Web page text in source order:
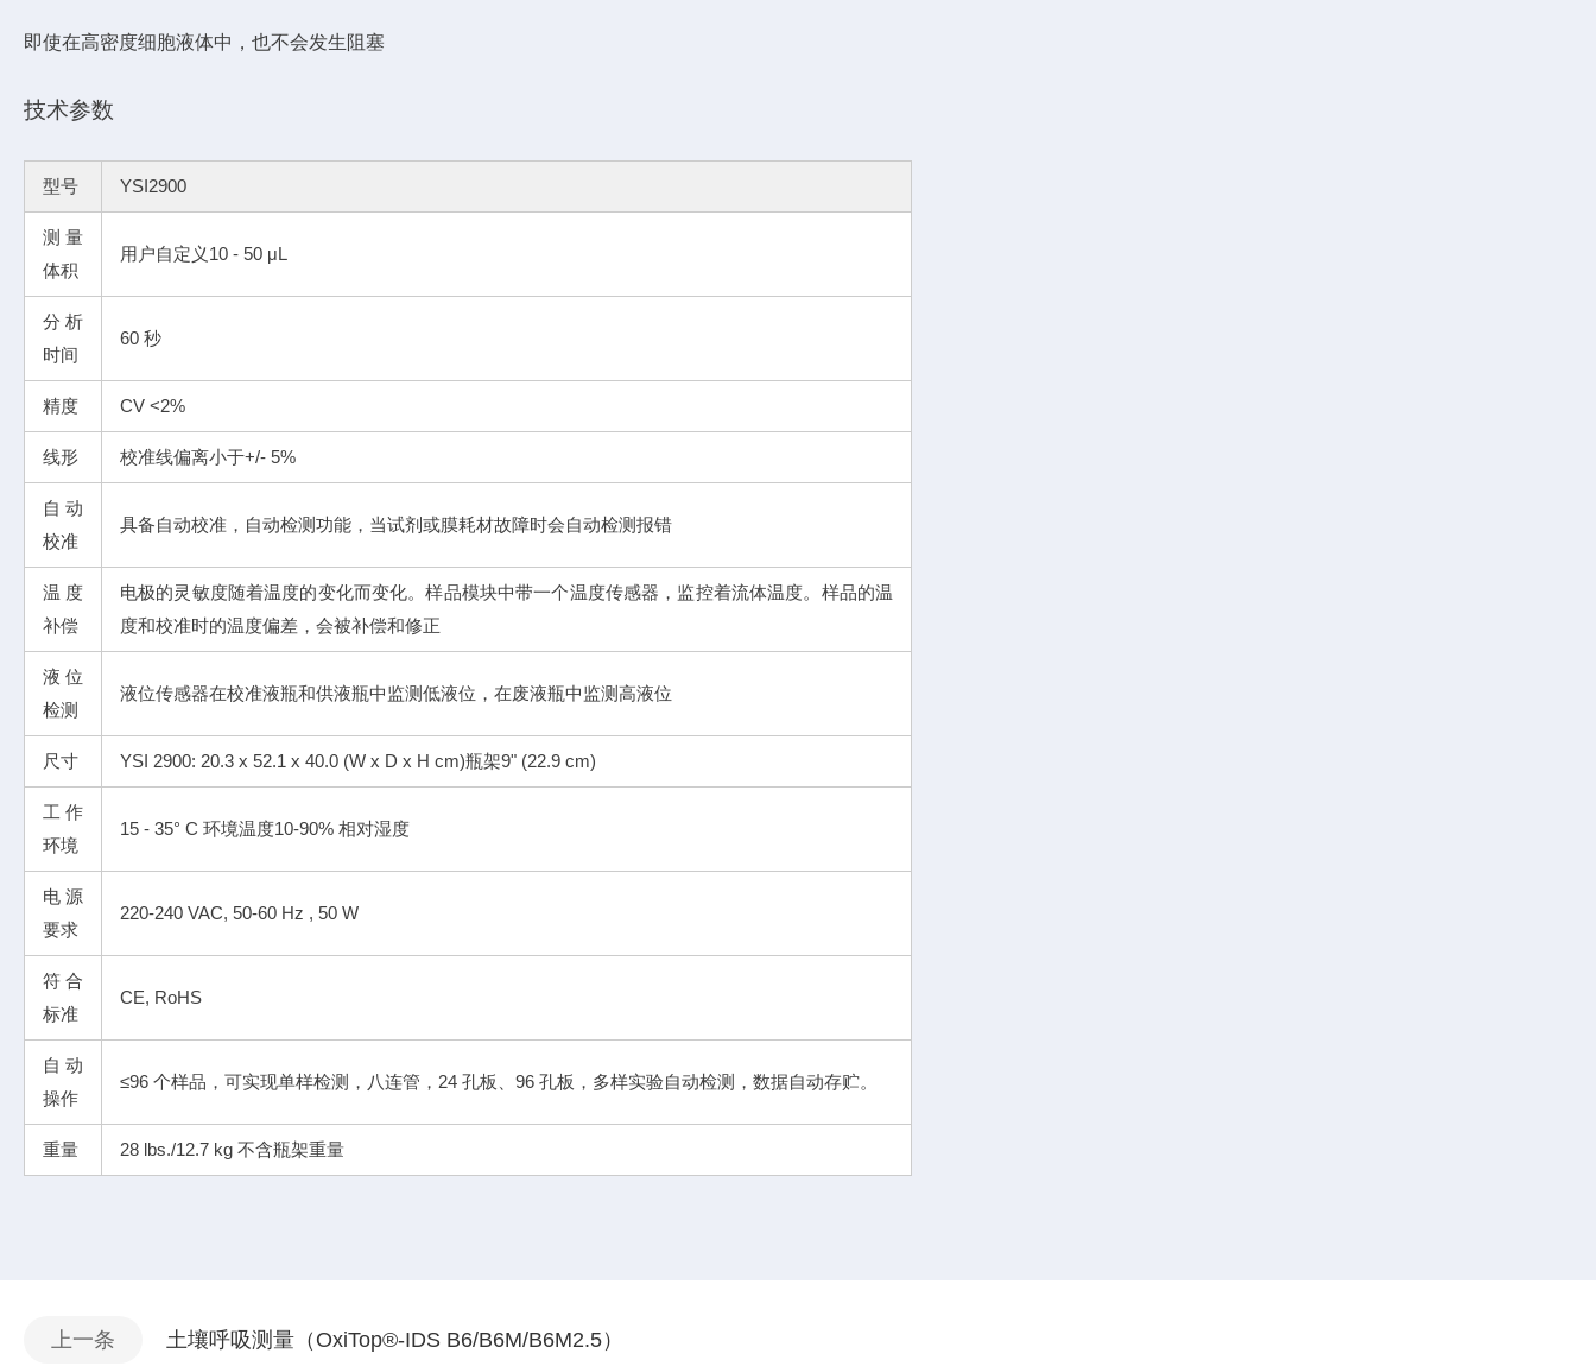
即使在高密度细胞液体中，也不会发生阻塞
技术参数
型号 YSI2900
测量
体积
用户自定义10 - 50 μL
分析
时间
60 秒
精度 CV <2%
线形 校准线偏离小于+/- 5%
自动
校准
具备自动校准，自动检测功能，当试剂或膜耗材故障时会自动检测报错
温度
补偿
电极的灵敏度随着温度的变化而变化。样品模块中带一个温度传感器，监控着流体温度。样品的温
度和校准时的温度偏差，会被补偿和修正
液位
检测
液位传感器在校准液瓶和供液瓶中监测低液位，在废液瓶中监测高液位
尺寸 YSI 2900: 20.3 x 52.1 x 40.0 (W x D x H cm)瓶架9" (22.9 cm)
工作
环境
15 - 35° C 环境温度10-90% 相对湿度
电源
要求
220-240 VAC, 50-60 Hz , 50 W
符合
标准
CE, RoHS
自动
操作
≤96 个样品，可实现单样检测，八连管，24 孔板、96 孔板，多样实验自动检测，数据自动存贮。
重量 28 lbs./12.7 kg 不含瓶架重量
上一条 土壤呼吸测量（OxiTop®-IDS B6/B6M/B6M2.5）